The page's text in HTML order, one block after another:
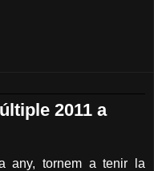
2011 a
any, tornem a tenir la